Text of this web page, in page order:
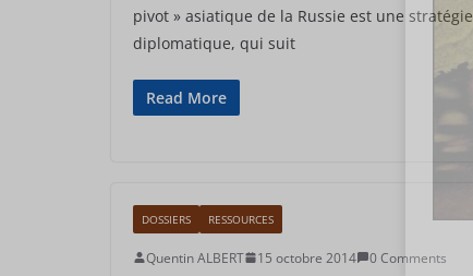
pivot » asiatique de la Russie est une stratégie
diplomatique, qui suit
Read More
DOSSIERS RESSOURCES
Quentin ALBERT 15 octobre 2014 0 Comments